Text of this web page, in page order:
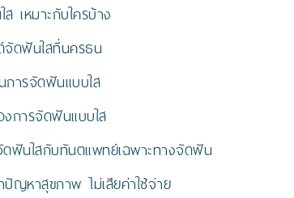
เหมาะกับใครบ้าง
จัดฟันใสที่นครธน
การจัดฟันแบบใส
การจัดฟันแบบใส
ดฟันใสกับทันตแพทย์เฉพาะทางจัดฟัน
ญหาสุขภาพ ไม่เสียค่าใช้จ่าย